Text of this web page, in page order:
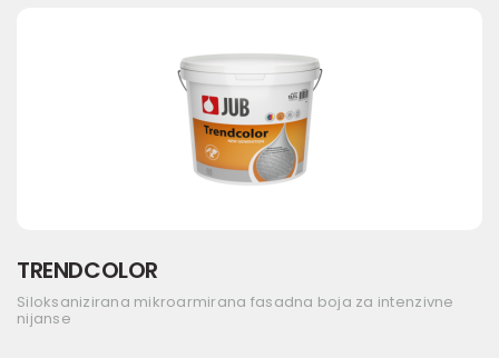
TRENDCOLOR
Siloksanizirana mikroarmirana fasadna boja za intenzivne
nijanse